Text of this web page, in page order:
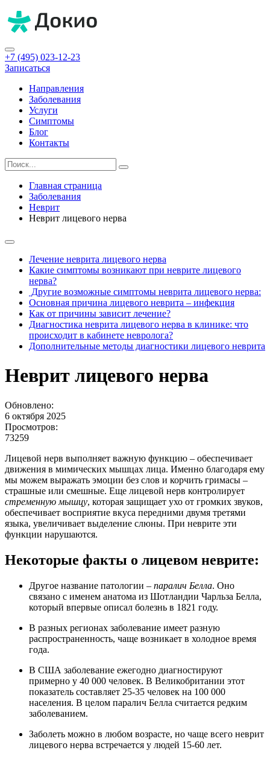
+7 (495) 023-12-23
Записаться
Направления
Заболевания
Услуги
Симптомы
Блог
Контакты
Главная страница
Заболевания
Неврит
Неврит лицевого нерва
Лечение неврита лицевого нерва
Какие симптомы возникают при неврите лицевого
нерва?
Другие возможные симптомы неврита лицевого нерва:
Основная причина лицевого неврита – инфекция
Как от причины зависит лечение?
Диагностика неврита лицевого нерва в клинике: что
происходит в кабинете невролога?
Дополнительные методы диагностики лицевого неврита
Неврит лицевого нерва
Обновлено:
6 октября 2025
Просмотров:
73259
Лицевой нерв выполняет важную функцию – обеспечивает
движения в мимических мышцах лица. Именно благодаря ему
мы можем выражать эмоции без слов и корчить гримасы –
страшные или смешные. Еще лицевой нерв контролирует
стременную мышцу, которая защищает ухо от громких звуков,
обеспечивает восприятие вкуса передними двумя третями
языка, увеличивает выделение слюны. При неврите эти
функции нарушаются.
Некоторые факты о лицевом неврите:
Другое название патологии – паралич Белла. Оно
связано с именем анатома из Шотландии Чарльза Белла,
который впервые описал болезнь в 1821 году.
В разных регионах заболевание имеет разную
распространенность, чаще возникает в холодное время
года.
В США заболевание ежегодно диагностируют
примерно у 40 000 человек. В Великобритании этот
показатель составляет 25-35 человек на 100 000
населения. В целом паралич Белла считается редким
заболеванием.
Заболеть можно в любом возрасте, но чаще всего неврит
лицевого нерва встречается у людей 15-60 лет.